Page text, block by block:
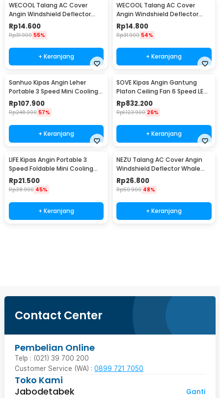
WECOOL Talang AC Cover
Angin Windshield Deflector
Cute Design Ski Animal - WL90
Rp14.600
Rp31.900 55%
+ Keranjang
WECOOL Talang AC Cover
Angin Windshield Deflector
Cute Design Winter Ice World -
WL90
Rp14.800
Rp31.900 54%
+ Keranjang
Sanhuo Kipas Angin Leher
Portable 3 Speed Mini Cooling
Fan 1800mAh - 350
Rp107.900
Rp248.000 57%
+ Keranjang
SOVE Kipas Angin Gantung
Plafon Ceiling Fan 6 Speed LED
52 Inch - FS2008
Rp832.200
Rp1.123.900 26%
+ Keranjang
LIFE Kipas Angin Portable 3
Speed Foldable Mini Cooling
Fan 800mAh - Y8
Rp21.500
Rp38.900 45%
+ Keranjang
NEZU Talang AC Cover Angin
Windshield Deflector Whale
Pattern - N9S
Rp26.800
Rp50.900 48%
+ Keranjang
Contact Center
Pembelian Online
Telp : (021) 39 700 200
Customer Service (WA) : 0899 721 7050
Toko Kami
Jabodetabek
Ganti